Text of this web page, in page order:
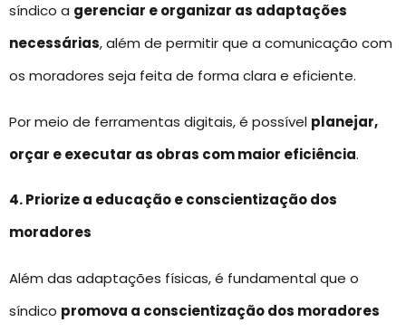
síndico a gerenciar e organizar as adaptações
necessárias, além de permitir que a comunicação com
os moradores seja feita de forma clara e eficiente.
Por meio de ferramentas digitais, é possível planejar,
orçar e executar as obras com maior eficiência.
4. Priorize a educação e conscientização dos
moradores
Além das adaptações físicas, é fundamental que o
síndico promova a conscientização dos moradores